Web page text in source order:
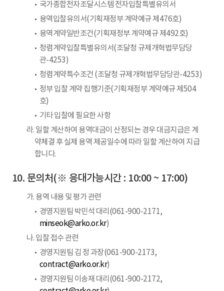
국가종합전자조달시스템 전자입찰특별유의서
용역입찰유의서(기획재정부 계약예규 제476호)
용역계약일반조건(기획재정부 계약예규 제492호)
청렴계약입찰특별유의서(조달청 규제개혁법무담당
관-4253)
청렴계약특수조건 (조달청 규제개혁법무담당관-4253)
정부 입찰 계약 집행기준(기획재정부 계약예규 제504
호)
기타 입찰에 필요한 사항
라. 일할 계산하여 용역대금이 산정되는 경우 대금지급은 계
약체결 후 실제 용역 제공일수에 따라 일할 계산하여 지급
합니다.
문의처(※ 응대가능시간 : 10:00 ~ 17:00)
가. 용역 내용 및 평가 관련
경영지원팀 박민석 대리(061-900-2171,
minseok@arko.or.kr)
나. 입찰 접수 관련
경영지원팀 김 정 과장(061-900-2173,
contract@arko.or.kr)
경영지원팀 이송재 대리(061-900-2172,